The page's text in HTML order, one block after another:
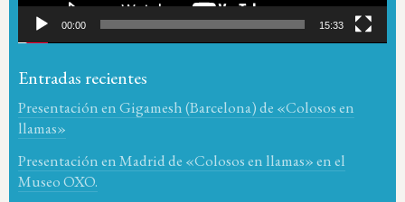
00:00 15:33
Entradas recientes
Presentación en Gigamesh (Barcelona) de «Colosos en
llamas»
Presentación en Madrid de «Colosos en llamas» en el
Museo OXO.